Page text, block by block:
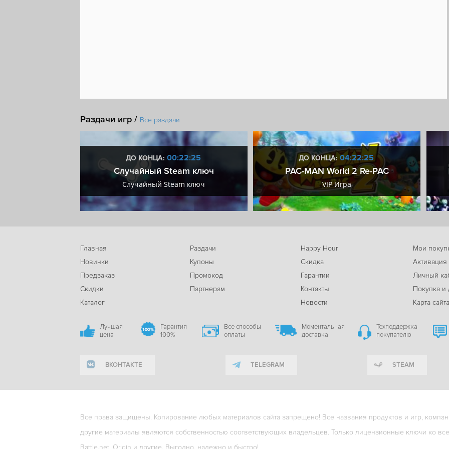
Раздачи игр / Все раздачи
ДО КОНЦА: 00:22:24
Случайный Steam ключ
Случайный Steam ключ
ДО КОНЦА:04:22:24
PAC-MAN World 2 Re-PAC
VIP Игра
Главная
Новинки
Предзаказ
Скидки
Каталог
Раздачи
Купоны
Промокод
Партнерам
Happy Hour
Скидка
Гарантии
Контакты
Новости
Мои
Активация
Личный
Покупка и
Карта сайта
Лучшая
цена
Гарантия
100%
Все способы
оплаты
Моментальная
доставка
Техподдержка
покупателю
ВКОНТАКТЕ TELEGRAM STEAM
Все права защищены. Копирование любых материалов сайта запрещено! Все названия продуктов и игр,
другие материалы являются собственностью соответствующих владельцев. Только лицензионные ключи ко
Battle.net, Origin и другие. Выгодно, надежно и быстро!